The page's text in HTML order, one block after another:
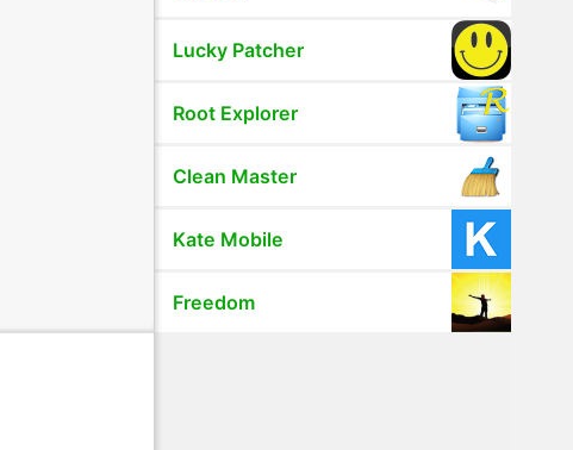
Lucky Patcher
Root Explorer
Clean Master
Kate Mobile
Freedom